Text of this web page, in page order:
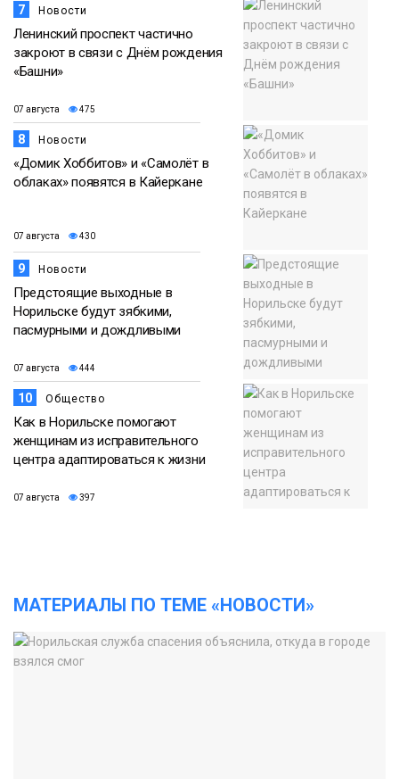
7 Новости
Ленинский проспект частично
закроют в связи с Днём рождения
«Башни»
07 августа 475
8 Новости
«Домик Хоббитов» и «Самолёт в
облаках» появятся в Кайеркане
07 августа 430
9 Новости
Предстоящие выходные в
Норильске будут зябкими,
пасмурными и дождливыми
07 августа 444
10 Общество
Как в Норильске помогают
женщинам из исправительного
центра адаптироваться к жизни
07 августа 397
МАТЕРИАЛЫ ПО ТЕМЕ «НОВОСТИ»